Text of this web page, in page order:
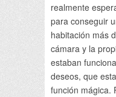
realmente
para conseguir
habitación más
cámara y la
estaban
deseos, que
función mágica.